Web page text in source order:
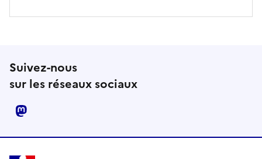
Suivez-nous
sur les réseaux sociaux